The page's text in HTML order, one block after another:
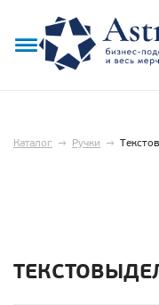
Каталог → Ручки →